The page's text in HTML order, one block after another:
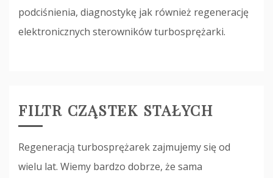
podciśnienia, diagnostykę jak również regenerację
elektronicznych sterowników turbosprężarki.
FILTR CZĄSTEK STAŁYCH
Regeneracją turbosprężarek zajmujemy się od
wielu lat. Wiemy bardzo dobrze, że sama